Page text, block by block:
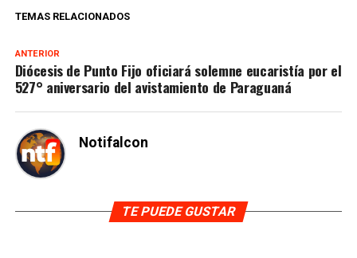
TEMAS RELACIONADOS
ANTERIOR
Diócesis de Punto Fijo oficiará solemne eucaristía por el
527° aniversario del avistamiento de Paraguaná
Notifalcon
TE PUEDE GUSTAR